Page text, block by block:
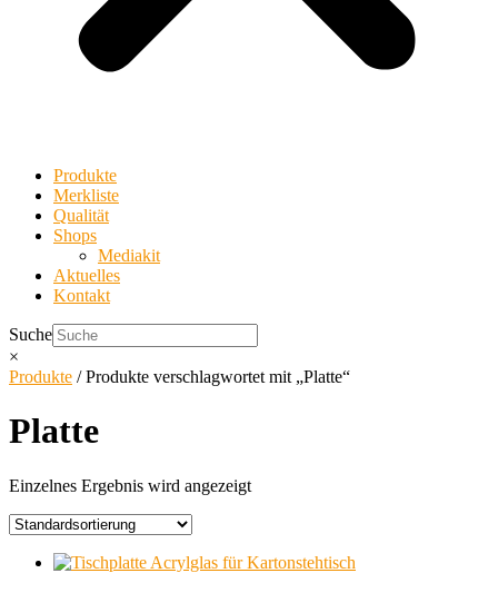
Produkte
Merkliste
Qualität
Shops
Mediakit
Aktuelles
Kontakt
Suche
×
Produkte / Produkte verschlagwortet mit „Platte“
Platte
Einzelnes Ergebnis wird angezeigt